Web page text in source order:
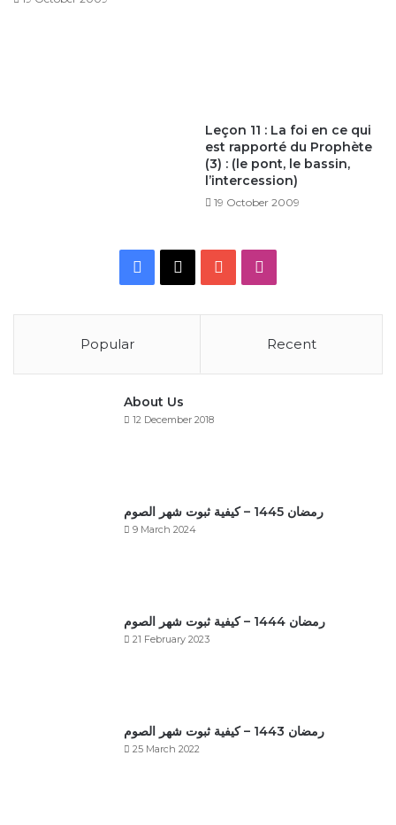
Leçon 11 : La foi en ce qui
est rapporté du Prophète
(3) : (le pont, le bassin,
l’intercession)
19 October 2009
Facebook
X YouTube
Popular Recent
About Us
12 December 2018
رمضان 1445 – كيفية ثبوت شهر الصوم
9 March 2024
رمضان 1444 – كيفية ثبوت شهر الصوم
21 February 2023
رمضان 1443 – كيفية ثبوت شهر الصوم
25 March 2022